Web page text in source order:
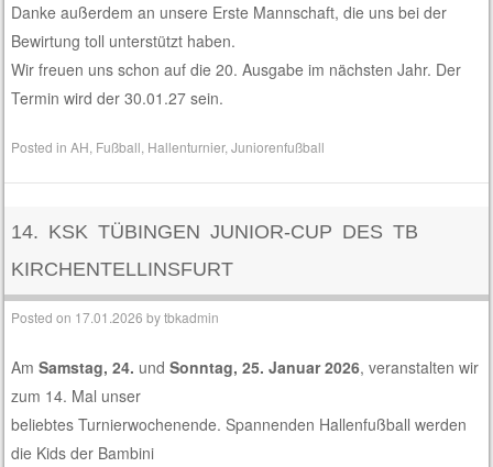
Danke außerdem an unsere Erste Mannschaft, die uns bei der
Bewirtung toll unterstützt haben.
Wir freuen uns schon auf die 20. Ausgabe im nächsten Jahr. Der
Termin wird der 30.01.27 sein.
Posted inAH, Fußball, Hallenturnier,Juniorenfußball
14. KSK TÜBINGEN JUNIOR-CUP DES TB
KIRCHENTELLINSFURT
Posted on 17.01.2026 bytbkadmin
AmSamstag, 24. undSonntag, 25. Januar 2026, veranstalten wir
zum 14. Mal unser
beliebtes Turnierwochenende. Spannenden Hallenfußball werden
die Kids der Bambini